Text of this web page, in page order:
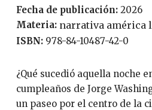
Fecha de publicación:
2026
Materia: narrativa américa
ISBN: 978-84-10487-42-0
¿Qué sucedió aquella noche en la fiesta de
cumpleaños de Jorge
un paseo por el centro de la